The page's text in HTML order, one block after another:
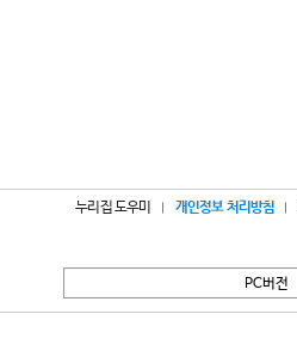
누리집 도우미 개인정보 처리방침
PC버전